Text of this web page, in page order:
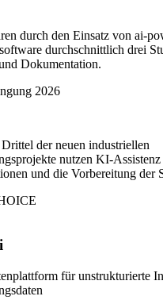
durch den Einsatz von ai-
durchschnittlich drei
Dokumentation.
2026
der neuen industriellen
nutzen KI-
und die Vorbereitung der
für unstrukturierte